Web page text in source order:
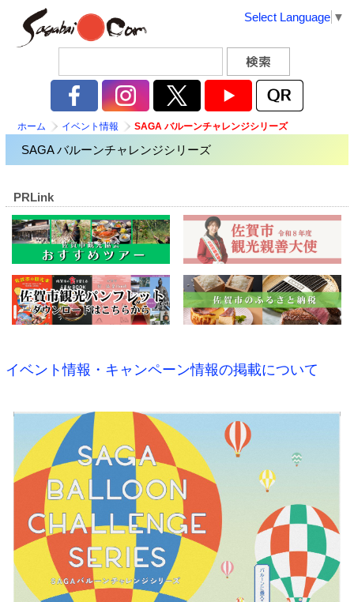
Select Language ▼
ホーム イベント情報 SAGA バルーンチャレンジシリーズ
SAGA バルーンチャレンジシリーズ
PRLink
イベント情報・キャンペーン情報の掲載について